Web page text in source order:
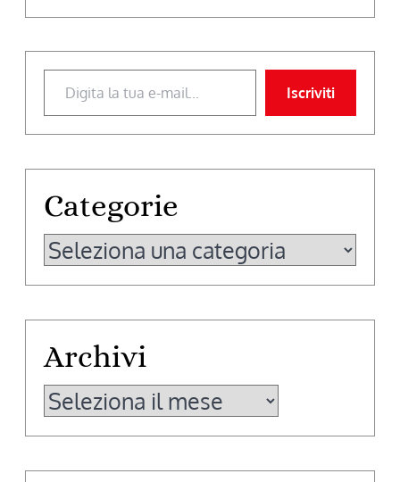
Digita la tua e-mail...
Iscriviti
Categorie
Categorie
Archivi
Archivi